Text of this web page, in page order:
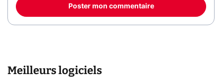
Poster mon commentaire
Meilleurs logiciels